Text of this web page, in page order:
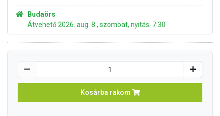
Budaörs
Átvehető 2026. aug. 8., szombat, nyitás: 7:30
Kosárba rakom